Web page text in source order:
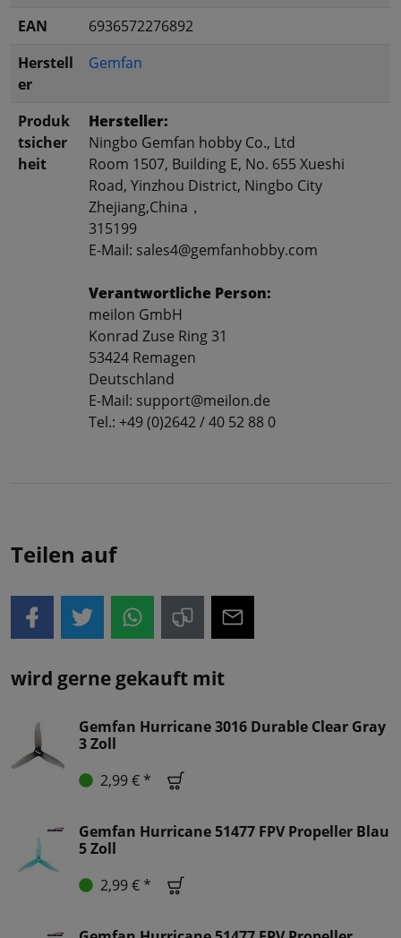
EAN
6936572276892
Herstell
er
Gemfan
Produk
tsicher
heit
Hersteller:
Ningbo Gemfan hobby Co., Ltd
Room 1507, Building E, No. 655 Xueshi
Road, Yinzhou District, Ningbo City
Zhejiang,China，
315199
E-Mail: sales4@gemfanhobby.com
Verantwortliche Person:
meilon GmbH
Konrad Zuse Ring 31
53424 Remagen
Deutschland
E-Mail: support@meilon.de
Tel.: +49 (0)2642 / 40 52 88 0
Teilen auf
wird gerne gekauft mit
Gemfan Hurricane 3016 Durable Clear Gray
3 Zoll
2,99 € *
Gemfan Hurricane 51477 FPV Propeller Blau
5 Zoll
2,99 € *